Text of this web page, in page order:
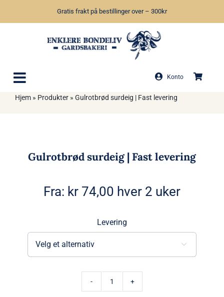
Gratis frakt på bestillinger over – 300kr
Konto
Hjem» Produkter» Gulrotbrød surdeig | Fast levering
Gulrotbrød surdeig | Fast levering
Fra: kr 74,00 hver 2 uker
Levering
